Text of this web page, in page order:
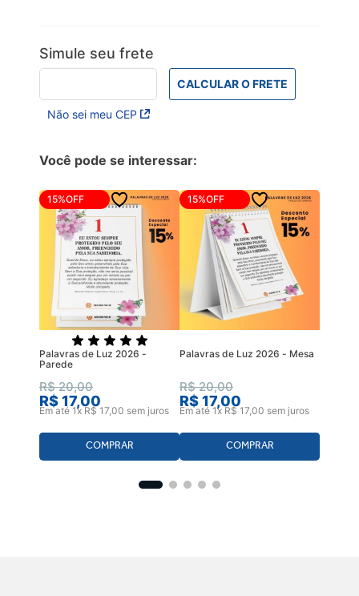
Simule seu frete
Não sei meu CEP
CALCULAR O FRETE
Você pode se interessar:
15%OFF
Palavras de Luz 2026 -
Parede
R$ 20,00
R$17,00
Em até 1x R$ 17,00 sem juros
15%OFF
Palavras de Luz 2026 - Mesa
R$ 20,00
R$17,00
Em até 1x R$ 17,00 sem juros